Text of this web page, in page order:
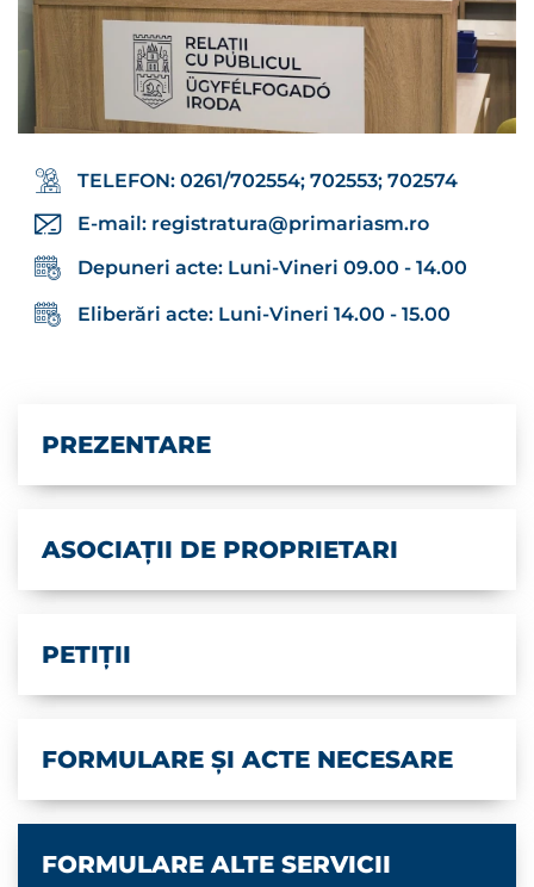
TELEFON: 0261/702554; 702553; 702574
E-mail: registratura@primariasm.ro
Depuneri acte: Luni-Vineri 09.00 - 14.00
Eliberări acte: Luni-Vineri 14.00 - 15.00
PREZENTARE
ASOCIAȚII DE PROPRIETARI
PETIȚII
FORMULARE ȘI ACTE NECESARE
FORMULARE ALTE SERVICII